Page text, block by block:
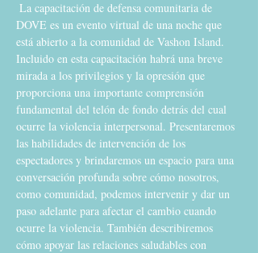
DOVE es un evento virtual de una noche que
está abierto a la comunidad de Vashon Island.
Incluido en esta capacitación habrá una breve
mirada a los privilegios y la opresión que
proporciona una importante comprensión
fundamental del telón de fondo detrás del cual
ocurre la violencia interpersonal. Presentaremos
las habilidades de intervención de los
espectadores y brindaremos un espacio para una
conversación profunda sobre cómo nosotros,
como comunidad, podemos intervenir y dar un
paso adelante para afectar el cambio cuando
ocurre la violencia. También describiremos
cómo apoyar las relaciones saludables con